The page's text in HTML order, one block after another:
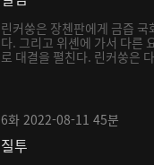
린커쑹은 장첸판에게 금즙
다. 그리고 위셴에 가서 다른
로 대결을 펼친다. 린커쑹은
6화 2022-08-11 45분
질투